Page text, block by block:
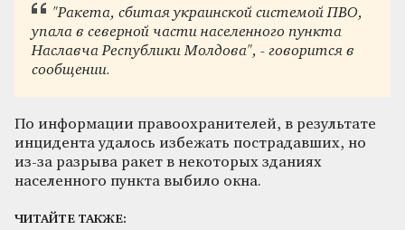
"Ракета, сбитая украинской системой ПВО,
упала в северной части населенного пункта
Наславча Республики Молдова", - говорится в
сообщении.
По информации правоохранителей, в результате
инцидента удалось избежать пострадавших, но
из-за разрыва ракет в некоторых зданиях
населенного пункта выбило окна.
ЧИТАЙТЕ ТАКЖЕ: